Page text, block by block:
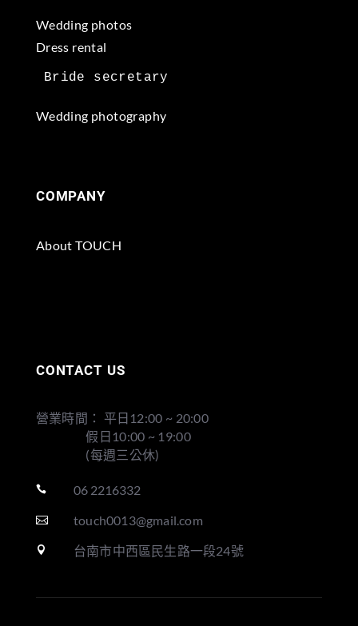
Wedding photos
Dress rental
Wedding photography
COMPANY
About TOUCH
CONTACT US
營業時間： 平日12:00 ~ 20:00
假日10:00 ~ 19:00
(每週三公休)
 06 2216332
 touch0013@gmail.com
 台南市中西區民生路一段24號